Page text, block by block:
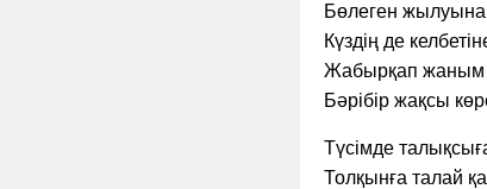
Бөлеген жылуына
Күздің де
Жабырқап жаным
Бәрібір жақсы
Түсімде
Толқынға талай